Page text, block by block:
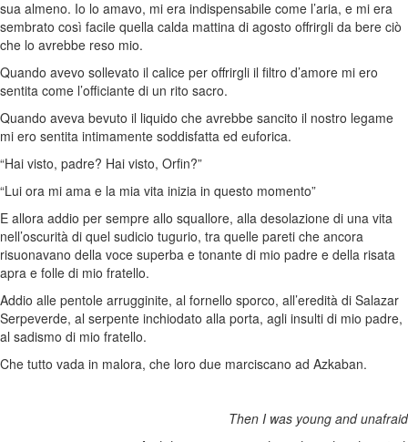
sua almeno. Io lo amavo, mi era indispensabile come l’aria, e mi era
sembrato così facile quella calda mattina di agosto offrirgli da bere ciò
che lo avrebbe reso mio.
Quando avevo sollevato il calice per offrirgli il filtro d’amore mi ero
sentita come l’officiante di un rito sacro.
Quando aveva bevuto il liquido che avrebbe sancito il nostro legame
mi ero sentita intimamente soddisfatta ed euforica.
“Hai visto, padre? Hai visto, Orfin?”
“Lui ora mi ama e la mia vita inizia in questo momento”
E allora addio per sempre allo squallore, alla desolazione di una vita
nell’oscurità di quel sudicio tugurio, tra quelle pareti che ancora
risuonavano della voce superba e tonante di mio padre e della risata
apra e folle di mio fratello.
Addio alle pentole arrugginite, al fornello sporco, all’eredità di Salazar
Serpeverde, al serpente inchiodato alla porta, agli insulti di mio padre,
al sadismo di mio fratello.
Che tutto vada in malora, che loro due marciscano ad Azkaban.
Then I was young and unafraid